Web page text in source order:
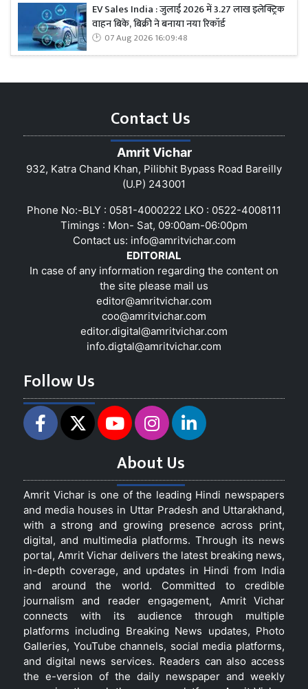
EV Sales India : जुलाई 2026 में 3.27 लाख इलेक्ट्रिक
वाहन बिके, बिक्री ने बनाया नया रिकॉर्ड
07 Aug 2026 16:09:48
Contact Us
Amrit Vichar
932, Katra Chand Khan, Pilibhit Bypass Road Bareilly
(U.P) 243001
Phone No:-BLY : 0581-4000222 LKO : 0522-4008111
Timings : Mon- Sat, 09:00am-06:00pm
Contact us: info@amritvichar.com
EDITORIAL
In case of any information regarding the content on
the site please mail us
editor@amritvichar.com
coo@amritvichar.com
editor.digital@amritvichar.com
info.digtal@amritvichar.com
Follow Us
About Us
Amrit Vichar is one of the leading Hindi newspapers
and media houses in Uttar Pradesh and Uttarakhand,
with a strong and growing presence across print,
digital, and multimedia platforms. Through its news
portal, Amrit Vichar delivers the latest breaking news,
in-depth coverage, and updates in Hindi from India
and around the world. Committed to credible
journalism and reader engagement, Amrit Vichar
connects with its audience through multiple
platforms including Breaking News updates, Photo
Galleries, YouTube channels, social media platforms,
and digital news services. Readers can also access
the e-version of the daily newspaper and weekly